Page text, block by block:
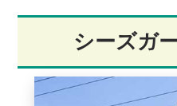
シーズガ